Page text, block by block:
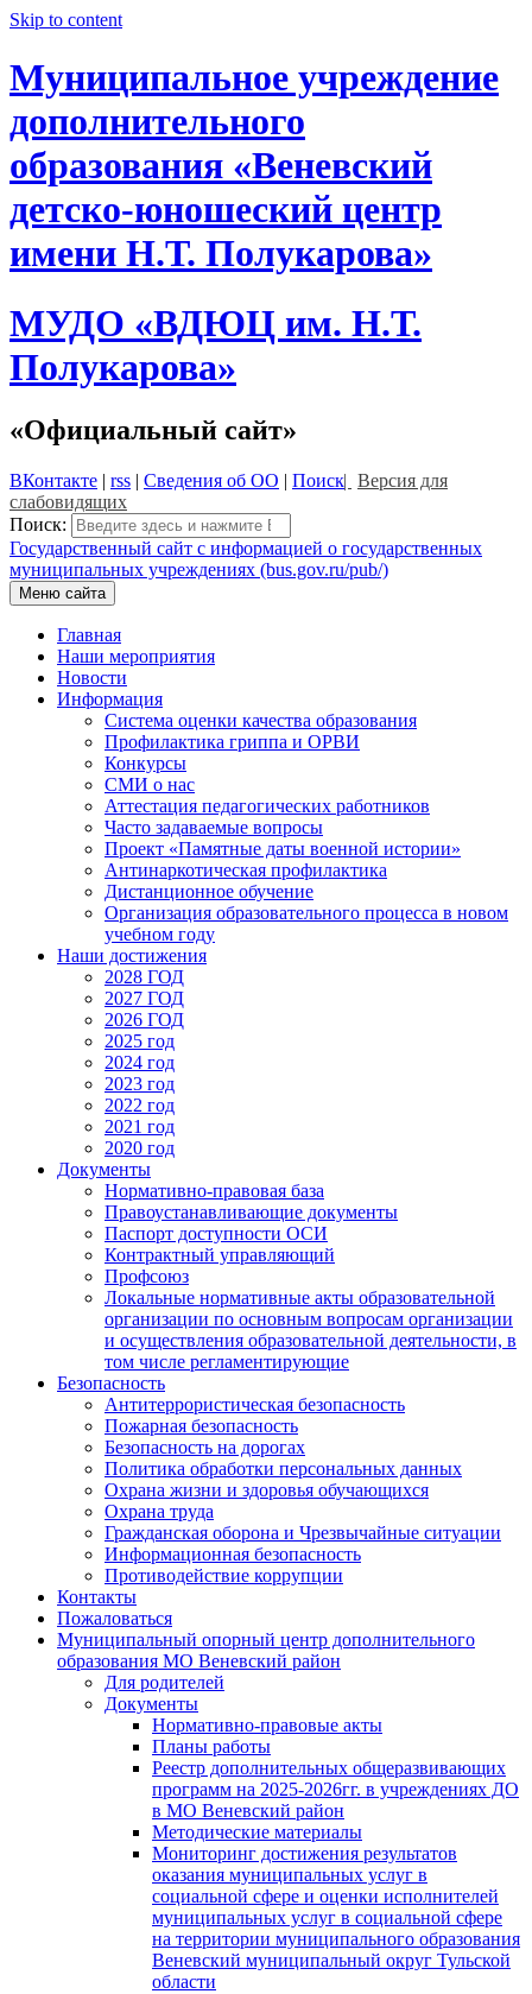
Skip to content
Муниципальное учреждение
дополнительного
образования «Веневский
детско-юношеский центр
имени Н.Т. Полукарова»
МУДО «ВДЮЦ им. Н.Т.
Полукарова»
«Официальный сайт»
ВКонтакте | rss | Сведения об ОО | Поиск| Версия для
слабовидящих
Поиск:
Государственный сайт с информацией о государственных
муниципальных учреждениях (bus.gov.ru/pub/)
Меню сайта
Главная
Наши мероприятия
Новости
Информация
Система оценки качества образования
Профилактика гриппа и ОРВИ
Конкурсы
СМИ о нас
Аттестация педагогических работников
Часто задаваемые вопросы
Проект «Памятные даты военной истории»
Антинаркотическая профилактика
Дистанционное обучение
Организация образовательного процесса в новом
учебном году
Наши достижения
2028 ГОД
2027 ГОД
2026 ГОД
2025 год
2024 год
2023 год
2022 год
2021 год
2020 год
Документы
Нормативно-правовая база
Правоустанавливающие документы
Паспорт доступности ОСИ
Контрактный управляющий
Профсоюз
Локальные нормативные акты образовательной
организации по основным вопросам организации
и осуществления образовательной деятельности, в
том числе регламентирующие
Безопасность
Антитеррористическая безопасность
Пожарная безопасность
Безопасность на дорогах
Политика обработки персональных данных
Охрана жизни и здоровья обучающихся
Охрана труда
Гражданская оборона и Чрезвычайные ситуации
Информационная безопасность
Противодействие коррупции
Контакты
Пожаловаться
Муниципальный опорный центр дополнительного
образования МО Веневский район
Для родителей
Документы
Нормативно-правовые акты
Планы работы
Реестр дополнительных общеразвивающих
программ на 2025-2026гг. в учреждениях ДО
в МО Веневский район
Методические материалы
Мониторинг достижения результатов
оказания муниципальных услуг в
социальной сфере и оценки исполнителей
муниципальных услуг в социальной сфере
на территории муниципального образования
Веневский муниципальный округ Тульской
области